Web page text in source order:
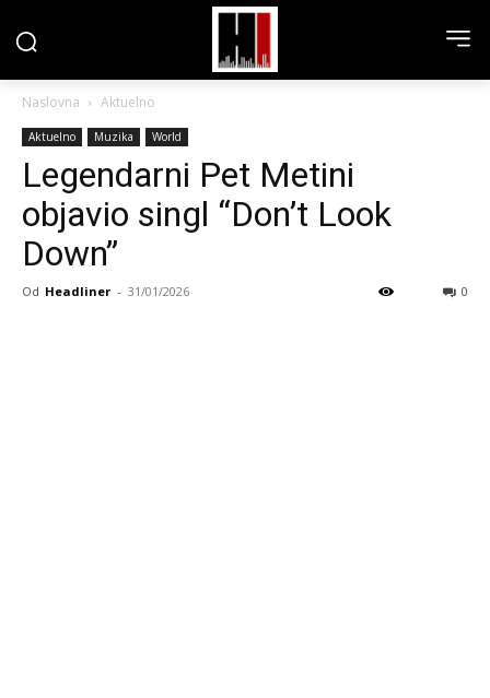
Naslovna Aktuelno
Aktuelno Muzika World
Legendarni Pet Metini
objavio singl “Don’t Look
Down”
Od Headliner - 31/01/2026 0